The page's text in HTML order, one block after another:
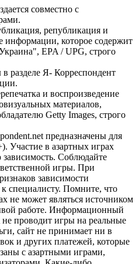
совместно с
републикация и
информации, которое содержит
EPA / UPG, строго
разделе Я- Корреспондент
и воспроизведение
материалов,
Getty Images, строго
предназначены для
Участие в азартных играх
Соблюдайте
игры. При
зависимости
специалисту. Помните, что
не может являться источником
работе. Информационный
не проводит игры на реальные
сайт не принимает ни в
и других платежей, которые
с азартными играми,